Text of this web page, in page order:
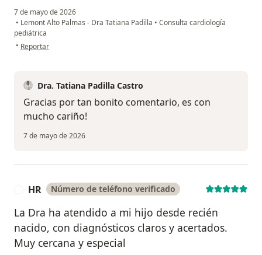
7 de mayo de 2026
• Lemont Alto Palmas - Dra Tatiana Padilla • Consulta cardiología
pediátrica
• en opinión del usuario Luisa Fernanda Velasquez
Reportar
Dra. Tatiana Padilla Castro
Gracias por tan bonito comentario, es con
mucho cariño!
7 de mayo de 2026
HR Número de teléfono verificado
La Dra ha atendido a mi hijo desde recién
nacido, con diagnósticos claros y acertados.
Muy cercana y especial